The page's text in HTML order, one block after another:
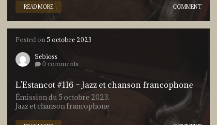
READ MORE COMMENT
Posted on 5 octobre 2023
Sebioss
0 comments
L’Estancot #116 – Jazz et chanson francophone
Émission du 5 octobre 2023.
Jazz et chanson francophone